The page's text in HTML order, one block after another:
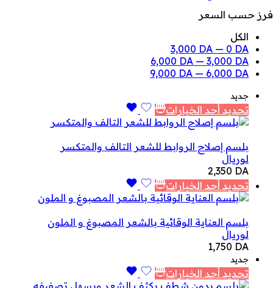
فرز حسب السعر
الكل
0 DA
—
3,000 DA
3,000 DA
—
6,000 DA
6,000 DA
—
9,000 DA
جديد
تحديد أحد الخيارات
بلسم إصلاح الروابط للشعر التالف والمتكسر
لوريال
2,350 DA
تحديد أحد الخيارات
بلسم العناية الوقائية بالشعر المصبوغ و الملون
لوريال
1,750 DA
جديد
تحديد أحد الخيارات